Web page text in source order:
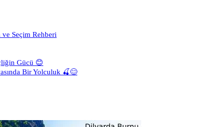
Seçim Rehberi
Gücü 😊
Bir Yolculuk 🍒😊